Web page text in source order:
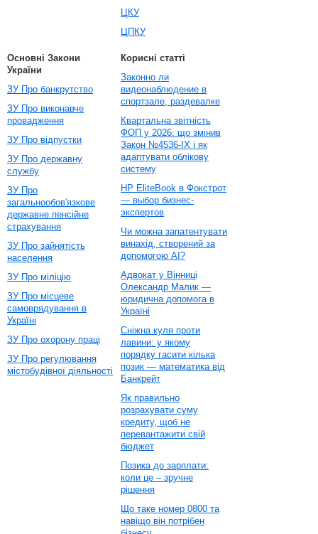
ЦКУ
ЦПКУ
Основні Закони
України
ЗУ Про банкрутство
ЗУ Про виконавче
провадження
ЗУ Про відпустки
ЗУ Про державну
службу
ЗУ Про
загальнообов'язкове
державне пенсійне
страхування
ЗУ Про зайнятість
населення
ЗУ Про міліцію
ЗУ Про місцеве
самоврядування в
Україні
ЗУ Про охорону праці
ЗУ Про регулювання
містобудівної діяльності
Корисні статті
Законно ли
видеонаблюдение в
спортзале, раздевалке
Квартальна звітність
ФОП у 2026: що змінив
Закон №4536-IX і як
адаптувати облікову
систему
HP EliteBook в Фокстрот
— выбор бизнес-
экспертов
Чи можна запатентувати
винахід, створений за
допомогою AI?
Адвокат у Вінниці
Олександр Малик —
юридична допомога в
Україні
Сніжна куля проти
лавини: у якому
порядку гасити кілька
позик — математика від
Банкрейт
Як правильно
розрахувати суму
кредиту, щоб не
перевантажити свій
бюджет
Позика до зарплати:
коли це – зручне
рішення
Що таке номер 0800 та
навіщо він потрібен